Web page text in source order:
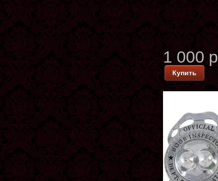
1 000
Купить